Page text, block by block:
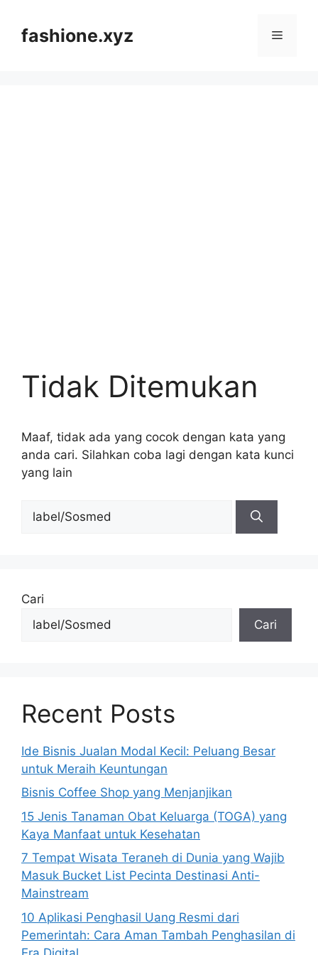
fashione.xyz Menu
Tidak Ditemukan
Maaf, tidak ada yang cocok dengan kata yang
anda cari. Silahkan coba lagi dengan kata kunci
yang lain
untuk:
Cari
Cari
Recent Posts
Ide Bisnis Jualan Modal Kecil: Peluang Besar
untuk Meraih Keuntungan
Bisnis Coffee Shop yang Menjanjikan
15 Jenis Tanaman Obat Keluarga (TOGA) yang
Kaya Manfaat untuk Kesehatan
7 Tempat Wisata Teraneh di Dunia yang Wajib
Masuk Bucket List Pecinta Destinasi Anti-
Mainstream
10 Aplikasi Penghasil Uang Resmi dari
Pemerintah: Cara Aman Tambah Penghasilan di